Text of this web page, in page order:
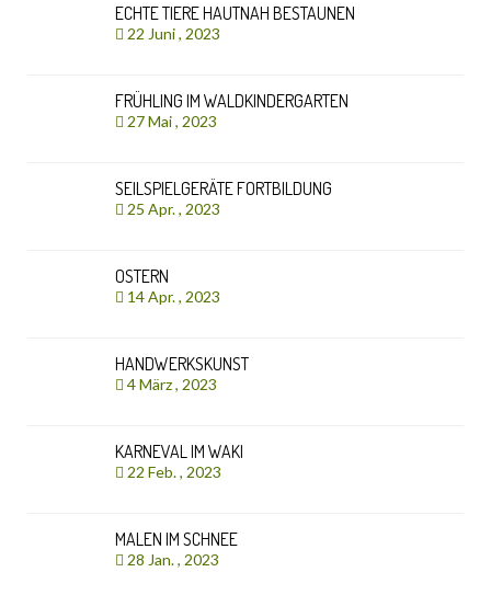
ECHTE TIERE HAUTNAH BESTAUNEN
22 Juni , 2023
FRÜHLING IM WALDKINDERGARTEN
27 Mai , 2023
SEILSPIELGERÄTE FORTBILDUNG
25 Apr. , 2023
OSTERN
14 Apr. , 2023
HANDWERKSKUNST
4 März , 2023
KARNEVAL IM WAKI
22 Feb. , 2023
MALEN IM SCHNEE
28 Jan. , 2023